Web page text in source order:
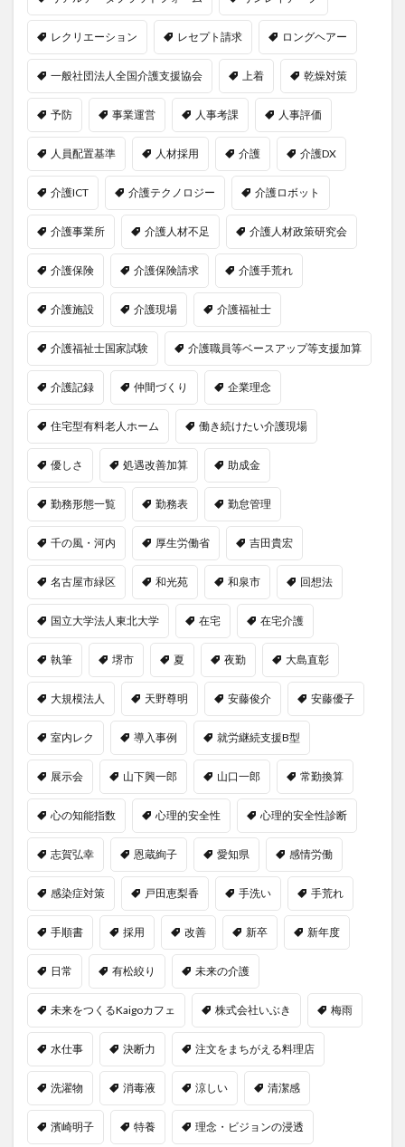
レクリエーション レセプト請求 ロングヘアー
一般社団法人全国介護支援協会 上着 乾燥対策
予防 事業運営 人事考課 人事評価
人員配置基準 人材採用 介護 介護DX
介護ICT 介護テクノロジー 介護ロボット
介護事業所 介護人材不足 介護人材政策研究会
介護保険 介護保険請求 介護手荒れ
介護施設 介護現場 介護福祉士
介護福祉士国家試験 介護職員等ベースアップ等支援加算
介護記録 仲間づくり 企業理念
住宅型有料老人ホーム 働き続けたい介護現場
優しさ 処遇改善加算 助成金
勤務形態一覧 勤務表 勤怠管理
千の風・河内 厚生労働省 吉田貴宏
名古屋市緑区 和光苑 和泉市 回想法
国立大学法人東北大学 在宅 在宅介護
執筆 堺市 夏 夜勤 大島直彰
大規模法人 天野尊明 安藤俊介 安藤優子
室内レク 導入事例 就労継続支援B型
展示会 山下興一郎 山口一郎 常勤換算
心の知能指数 心理的安全性 心理的安全性診断
志賀弘幸 恩蔵絢子 愛知県 感情労働
感染症対策 戸田恵梨香 手洗い 手荒れ
手順書 採用 改善 新卒 新年度
日常 有松絞り 未来の介護
未来をつくるKaigoカフェ 株式会社いぶき 梅雨
水仕事 決断力 注文をまちがえる料理店
洗濯物 消毒液 涼しい 清潔感
濱崎明子 特養 理念・ビジョンの浸透